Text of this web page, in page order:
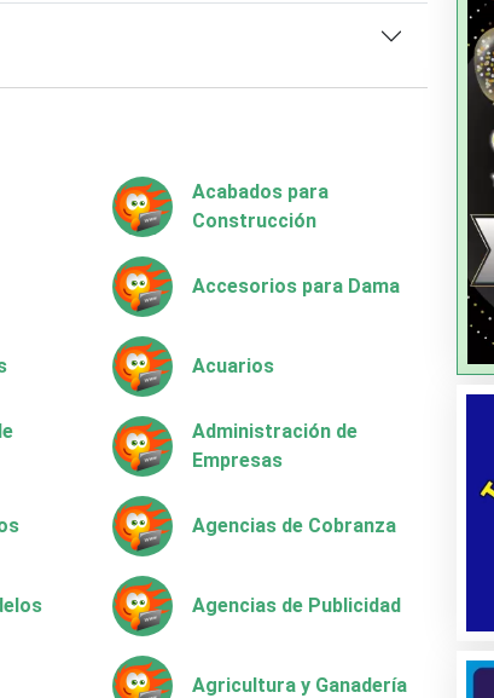
Acabados para
Construcción
Accesorios para Dama
Acuarios
Administración de
Empresas
Agencias de Cobranza
Agencias de Publicidad
Agricultura y Ganadería